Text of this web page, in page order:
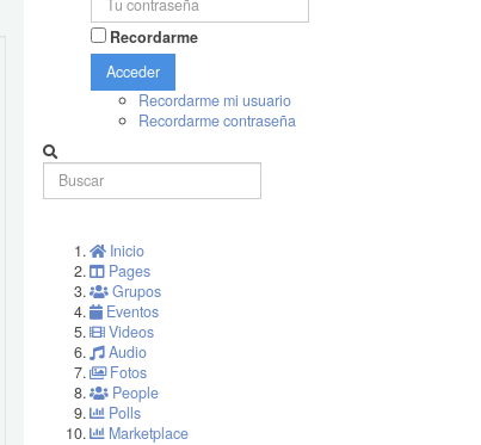
Recordarme
Acceder
Recordarme mi usuario
Recordarme contraseña
Inicio
Pages
Grupos
Eventos
Videos
Audio
Fotos
People
Polls
Marketplace